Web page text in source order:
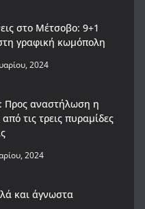
στο Μέτσοβο: 9+1
γραφική κωμόπολη
2024
Προς αναστήλωση η
τις τρεις πυραμίδες
2024
και άγνωστα